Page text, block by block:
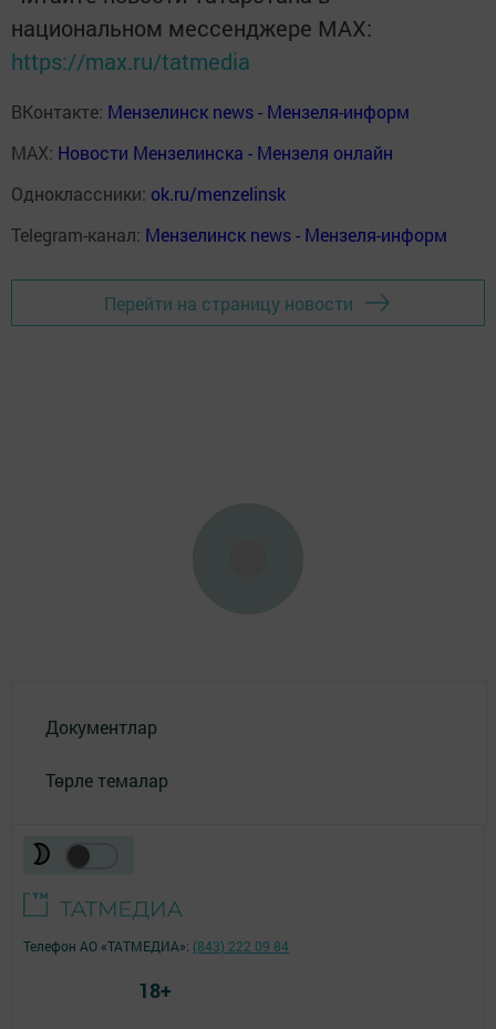
национальном мессенджере MАХ:
https://max.ru/tatmedia
ВКонтакте: Мензелинск news - Мензеля-информ
MAX: Новости Мензелинска - Мензеля онлайн
Одноклассники: ok.ru/menzelinsk
Telegram-канал: Мензелинск news - Мензеля-информ
Перейти на страницу новости
Документлар
Төрле темалар
Телефон АО «ТАТМЕДИА»: (843) 222 09 84
18+